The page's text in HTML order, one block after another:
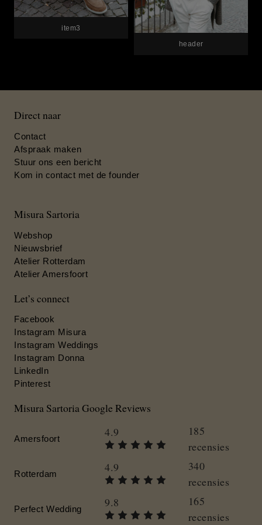
item3
header
Direct naar
Contact
Afspraak maken
Stuur ons een bericht
Kom in contact met de founder
Misura Sartoria
Webshop
Nieuwsbrief
Atelier Rotterdam
Atelier Amersfoort
Let’s connect
Facebook
Instagram Misura
Instagram Weddings
Instagram Donna
LinkedIn
Pinterest
Misura Sartoria Google Reviews
Amersfoort 4.9
185
recensies
Rotterdam 4.9
340
recensies
Perfect Wedding 9.8
165
recensies